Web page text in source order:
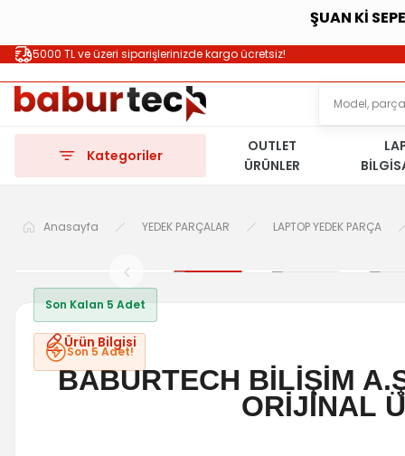
ŞUAN Kİ
5000 TL ve üzeri siparişlerinizde kargo ücretsiz!
Kategoriler
OUTLET
ÜRÜNLER
Anasayfa YEDEK PARÇALAR LAPTOP YEDEK PARÇA
Son Kalan 5 Adet
Son 5 Adet!
Ürün Bilgisi
BABURTECH BİLİŞİM
ORİJİNAL